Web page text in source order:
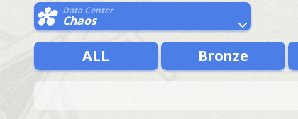
Data Center
Chaos
ALL Bronze